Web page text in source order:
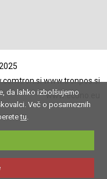
www.tronpos.si
www.econo.eu
da lahko izbolšujemo
Več o posameznih
tu.